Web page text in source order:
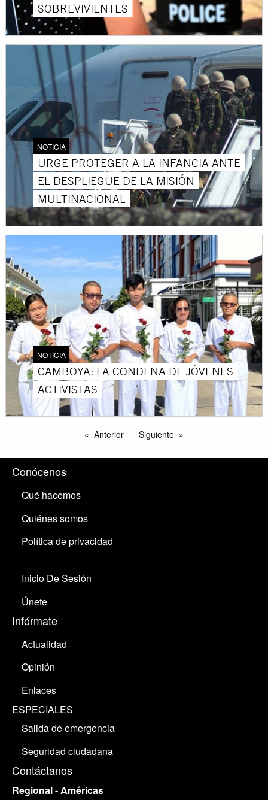
SOBREVIVIENTES
NOTICIA
URGE PROTEGER A LA INFANCIA ANTE
EL DESPLIEGUE DE LA MISIÓN
MULTINACIONAL
NOTICIA
CAMBOYA: LA CONDENA DE JÓVENES
ACTIVISTAS
Anterior Siguiente
Conócenos
Qué hacemos
Quiénes somos
Política de privacidad
Inicio De Sesión
Únete
Infórmate
Actualidad
Opinión
Enlaces
ESPECIALES
Salida de emergencia
Seguridad ciudadana
Contáctanos
Regional - Américas